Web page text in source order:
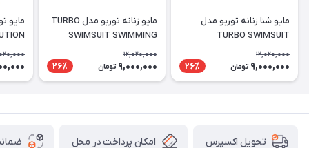
مایو شنا زنانه توربو مدل
TURBO SWIMSUIT
'REVOLUTION BLACK IS
BLACK
12,020,000
9,000,000 تومان 26٪
مایو زنانه توربو مدل TURBO
SWIMSUIT SWIMMING
WOMEN SWALLOW
12,020,000
9,000,000 تومان 26٪
تحویل اکسپرس امکان پرداخت در محل